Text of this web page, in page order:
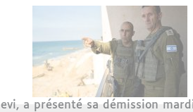
a présenté sa démission